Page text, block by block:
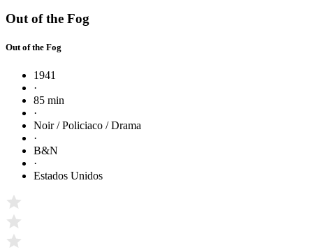
Out of the Fog
Out of the Fog
1941
·
85 min
·
Noir / Policiaco / Drama
·
B&N
·
Estados Unidos